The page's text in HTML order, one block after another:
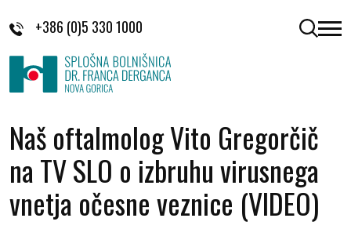
+386 (0)5 330 1000 odpri
Naš oftalmolog Vito Gregorčič
na TV SLO o izbruhu virusnega
vnetja očesne veznice (VIDEO)